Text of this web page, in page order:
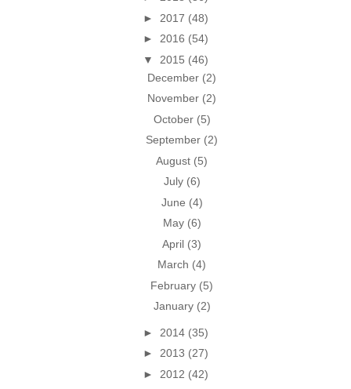
► 2017 (48)
► 2016 (54)
▼ 2015 (46)
December (2)
November (2)
October (5)
September (2)
August (5)
July (6)
June (4)
May (6)
April (3)
March (4)
February (5)
January (2)
► 2014 (35)
► 2013 (27)
► 2012 (42)